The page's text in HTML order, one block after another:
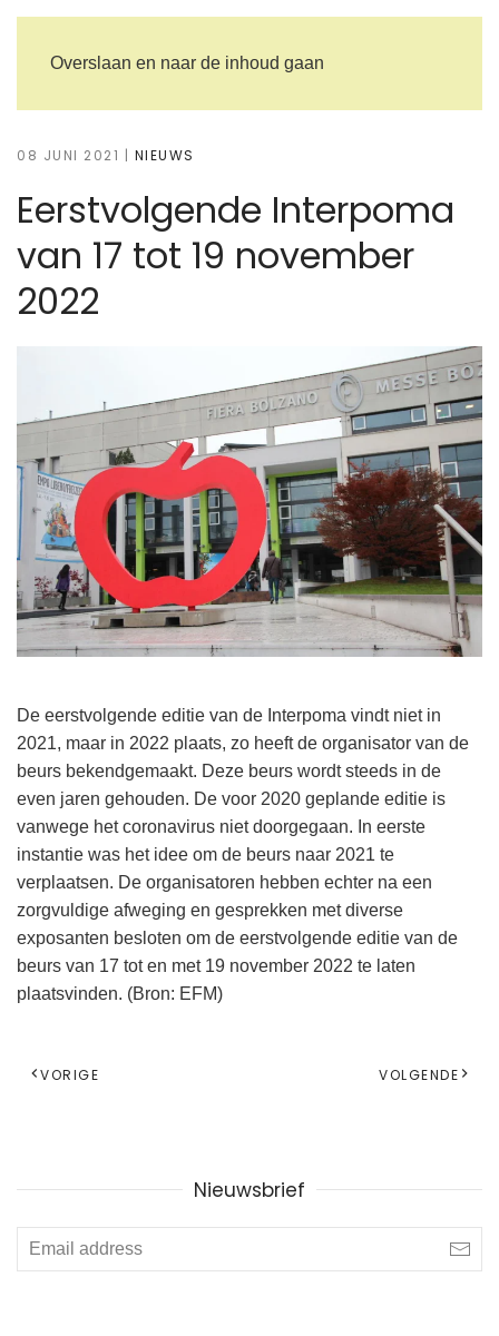
Overslaan en naar de inhoud gaan
08 JUNI 2021 | NIEUWS
Eerstvolgende Interpoma
van 17 tot 19 november
2022
De eerstvolgende editie van de Interpoma vindt niet in
2021, maar in 2022 plaats, zo heeft de organisator van de
beurs bekendgemaakt. Deze beurs wordt steeds in de
even jaren gehouden. De voor 2020 geplande editie is
vanwege het coronavirus niet doorgegaan. In eerste
instantie was het idee om de beurs naar 2021 te
verplaatsen. De organisatoren hebben echter na een
zorgvuldige afweging en gesprekken met diverse
exposanten besloten om de eerstvolgende editie van de
beurs van 17 tot en met 19 november 2022 te laten
plaatsvinden. (Bron: EFM)
VORIGE VOLGENDE
Nieuwsbrief